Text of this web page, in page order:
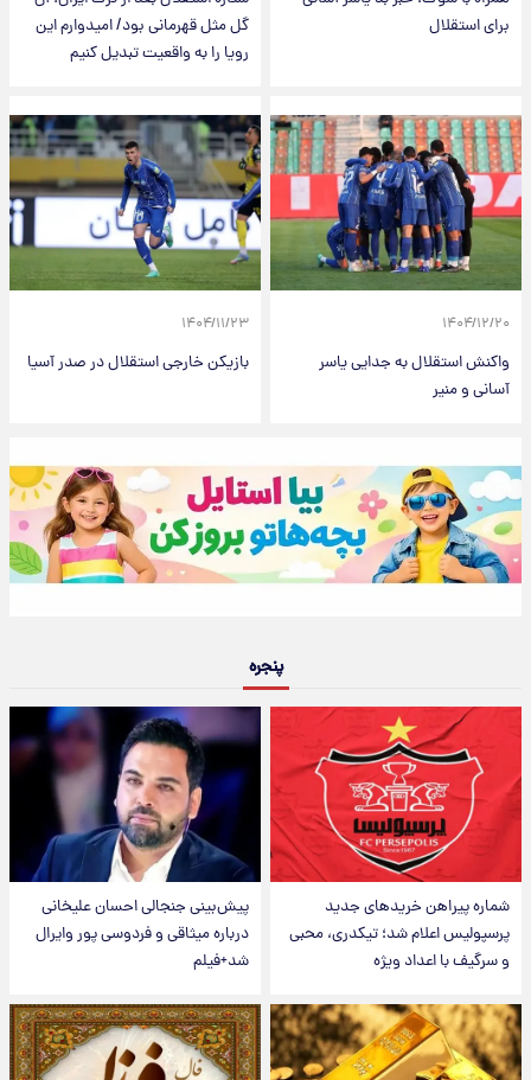
برای استقلال
گل مثل قهرمانی بود/ امیدوارم این
رویا را به واقعیت تبدیل کنیم
۱۴۰۴/۱۲/۲۰
واکنش استقلال به جدایی یاسر
آسانی و منیر
۱۴۰۴/۱۱/۲۳
بازیکن خارجی استقلال در صدر آسیا
پنجره
شماره پیراهن خریدهای جدید
پرسپولیس اعلام شد؛ تیکدری، محبی
و سرگیف با اعداد ویژه
پیش‌بینی جنجالی احسان علیخانی
درباره میثاقی و فردوسی پور وایرال
شد+فیلم